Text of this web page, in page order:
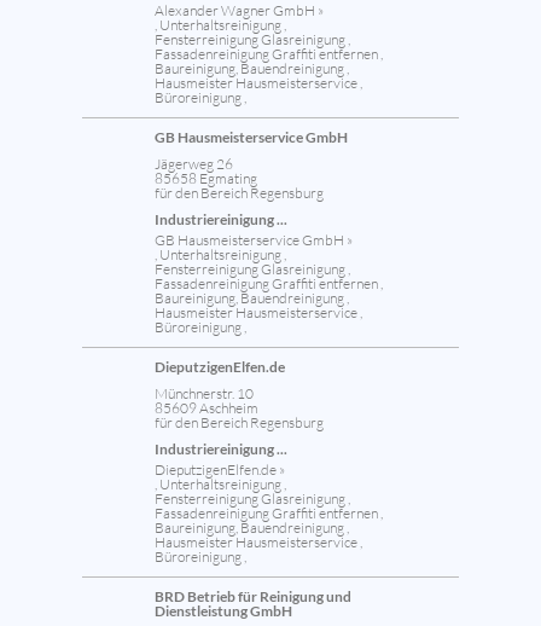
Alexander Wagner GmbH »
, Unterhaltsreinigung ,
Fensterreinigung Glasreinigung ,
Fassadenreinigung Graffiti entfernen ,
Baureinigung, Bauendreinigung ,
Hausmeister Hausmeisterservice ,
Büroreinigung ,
GB Hausmeisterservice GmbH
Jägerweg 26
85658 Egmating
für den Bereich Regensburg
Industriereinigung ...
GB Hausmeisterservice GmbH »
, Unterhaltsreinigung ,
Fensterreinigung Glasreinigung ,
Fassadenreinigung Graffiti entfernen ,
Baureinigung, Bauendreinigung ,
Hausmeister Hausmeisterservice ,
Büroreinigung ,
DieputzigenElfen.de
Münchnerstr. 10
85609 Aschheim
für den Bereich Regensburg
Industriereinigung ...
DieputzigenElfen.de »
, Unterhaltsreinigung ,
Fensterreinigung Glasreinigung ,
Fassadenreinigung Graffiti entfernen ,
Baureinigung, Bauendreinigung ,
Hausmeister Hausmeisterservice ,
Büroreinigung ,
BRD Betrieb für Reinigung und
Dienstleistung GmbH